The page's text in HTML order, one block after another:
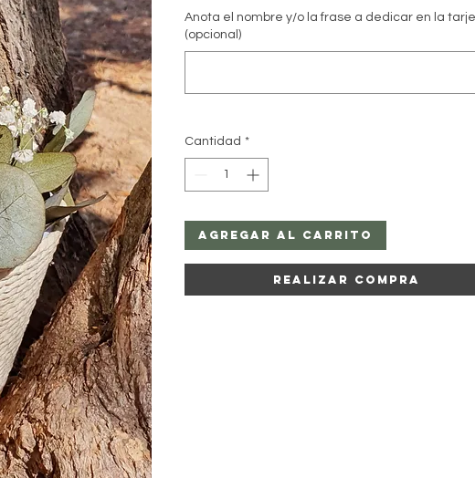
Anota el nombre y/o la frase a dedicar en la
(opcional)
Cantidad *
Agregar al carrito
Realizar compra